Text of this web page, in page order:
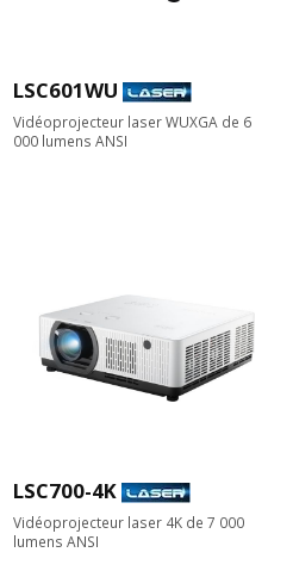
LSC601WU
Vidéoprojecteur laser WUXGA de 6
000 lumens ANSI
LSC700-4K
Vidéoprojecteur laser 4K de 7 000
lumens ANSI